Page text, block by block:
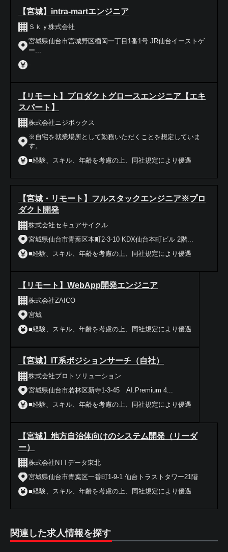
【宮城】intra-martエンジニア
Ｓｋｙ株式会社
宮城県仙台市宮城野区榴岡一丁目1番1号 JR仙台イーストゲ
ー...
-
【リモート】プロダクトグロースエンジニア【エキ
スパート】
株式会社ニジボックス
※自宅を就業場所として勤務いただくことを想定していま
す。
■経験、スキル、年齢を考慮の上、同社規定により優遇
【宮城・リモート】フルスタックエンジニア※プロ
ダクト開発
株式会社セキュアサイクル
宮城県仙台市青葉区本町2-3-10 KDX仙台本町ビル 2階...
■経験、スキル、年齢を考慮の上、同社規定により優遇
【リモート】WebApp開発エンジニア
株式会社ZAICO
宮城
■経験、スキル、年齢を考慮の上、同社規定により優遇
【宮城】IT系ポジションサーチ（自社）
株式会社プロトソリューション
宮城県仙台市若林区新寺1-3-45 AI.Premium 4...
■経験、スキル、年齢を考慮の上、同社規定により優遇
【宮城】地方自治体向けのシステム開発（リーダ
ー）
株式会社NTTデータ東北
宮城県仙台市青葉区一番町1-9-1 仙台トラストタワー21階
■経験、スキル、年齢を考慮の上、同社規定により優遇
関連した求人情報を探す